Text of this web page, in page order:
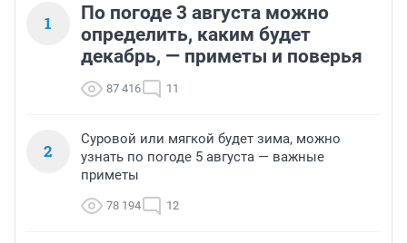
1
По погоде 3 августа можно
определить, каким будет
декабрь, — приметы и поверья
87 416 11
2
Суровой или мягкой будет зима, можно
узнать по погоде 5 августа — важные
приметы
78 194 12